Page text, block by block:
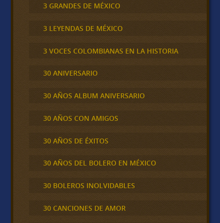
3 GRANDES DE MÉXICO
3 LEYENDAS DE MÉXICO
3 VOCES COLOMBIANAS EN LA HISTORIA
30 ANIVERSARIO
30 AÑOS ALBUM ANIVERSARIO
30 AÑOS CON AMIGOS
30 AÑOS DE ÉXITOS
30 AÑOS DEL BOLERO EN MÉXICO
30 BOLEROS INOLVIDABLES
30 CANCIONES DE AMOR